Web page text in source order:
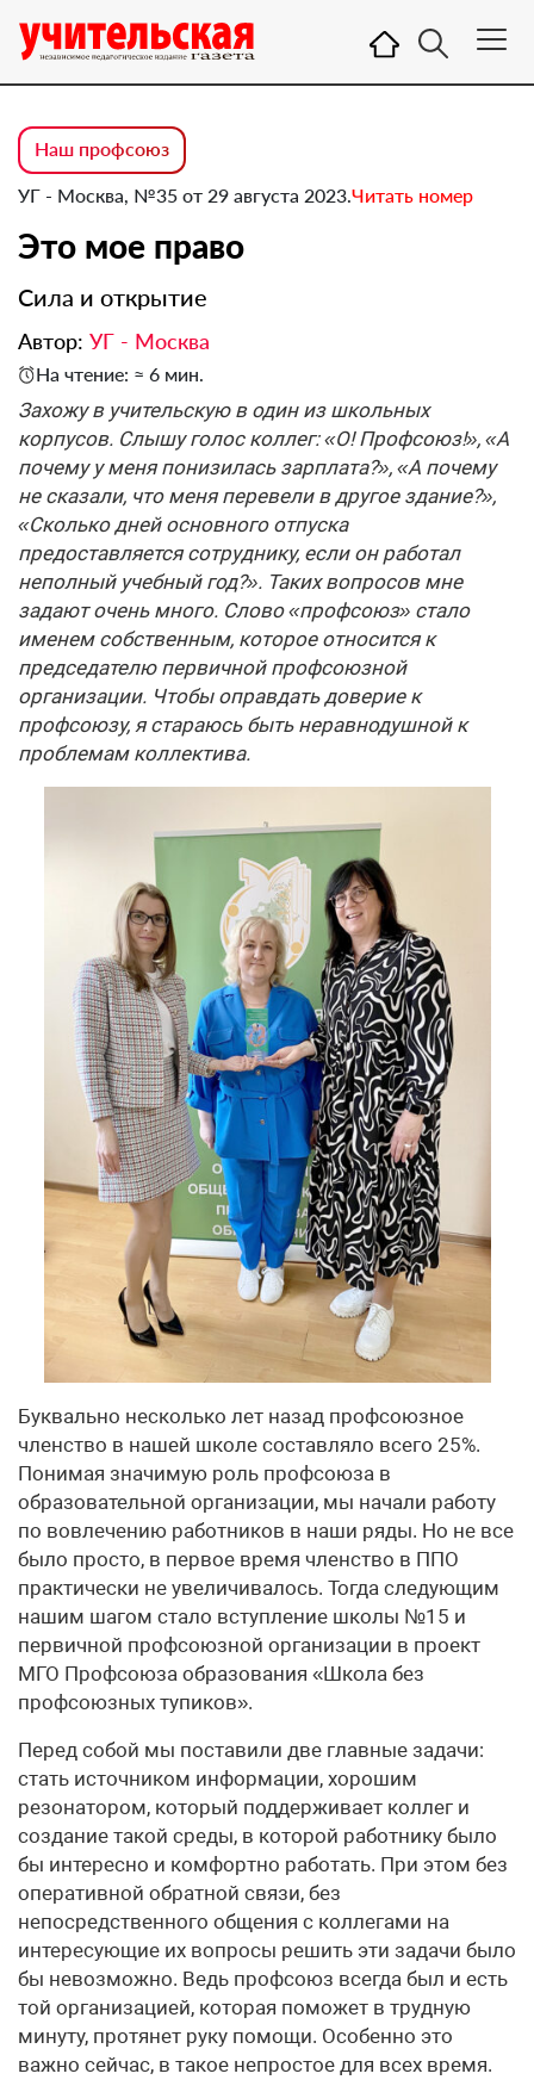
Наш профсоюз
УГ - Москва, №35 от 29 августа 2023.Читать номер
Это мое право
Сила и открытие
Автор: УГ - Москва
На чтение: ≈ 6 мин.
Захожу в учительскую в один из школьных
корпусов. Слышу голос коллег: «О! Профсоюз!», «А
почему у меня понизилась зарплата?», «А почему
не сказали, что меня перевели в другое здание?»,
«Сколько дней основного отпуска
предоставляется сотруднику, если он работал
неполный учебный год?». Таких вопросов мне
задают очень много. Слово «профсоюз» стало
именем собственным, которое относится к
председателю первичной профсоюзной
организации. Чтобы оправдать доверие к
профсоюзу, я стараюсь быть неравнодушной к
проблемам коллектива.
Буквально несколько лет назад профсоюзное
членство в нашей школе составляло всего 25%.
Понимая значимую роль профсоюза в
образовательной организации, мы начали работу
по вовлечению работников в наши ряды. Но не все
было просто, в первое время членство в ППО
практически не увеличивалось. Тогда следующим
нашим шагом стало вступление школы №15 и
первичной профсоюзной организации в проект
МГО Профсоюза образования «Школа без
профсоюзных тупиков».
Перед собой мы поставили две главные задачи:
стать источником информации, хорошим
резонатором, который поддерживает коллег и
создание такой среды, в которой работнику было
бы интересно и комфортно работать. При этом без
оперативной обратной связи, без
непосредственного общения с коллегами на
интересующие их вопросы решить эти задачи было
бы невозможно. Ведь профсоюз всегда был и есть
той организацией, которая поможет в трудную
минуту, протянет руку помощи. Особенно это
важно сейчас, в такое непростое для всех время.